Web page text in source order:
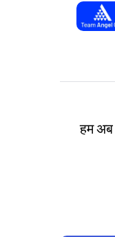
हम अब